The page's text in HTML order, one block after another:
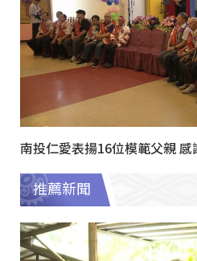
南投仁愛表揚16位模範父親 感
推薦新聞